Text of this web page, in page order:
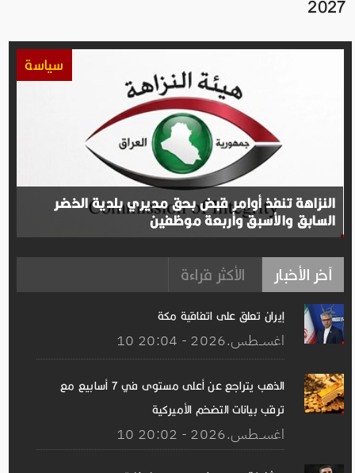
2027
سياسة
النزاهة تنفذ أوامر قبض بحق مديري بلدية الخضر
السابق والأسبق وأربعة موظفين
آخر الأخبار الأكثر قراءة
إيران تعلق على اتفاقیة مكة
10 اغســطس.2026 - 20:04
الذهب يتراجع عن أعلى مستوى في 7 أسابيع مع
ترقب بيانات التضخم الأميركية
10 اغســطس.2026 - 20:02